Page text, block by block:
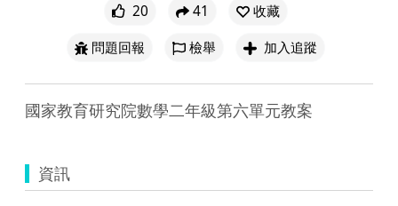
20 41
收藏
問題回報
檢舉 加入追蹤
國家教育研究院數學二年級第六單元教案
資訊